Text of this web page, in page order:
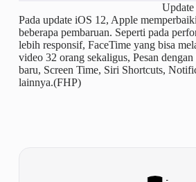
Pada update iOS 12, Apple
beberapa pembaruan. Seperti pada
lebih responsif, FaceTime yang bisa
video 32 orang sekaligus, Pesan
baru, Screen Time, Siri Shortcuts,
lainnya.(FHP)